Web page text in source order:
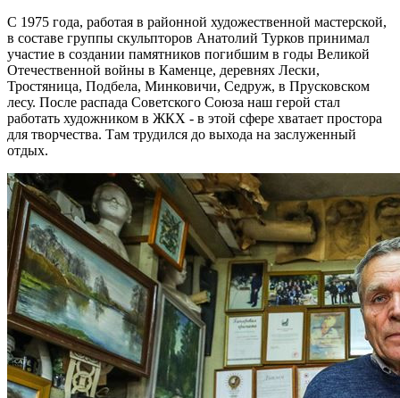
С 1975 года, работая в районной художественной мастерской,
в составе группы скульпторов Анатолий Турков принимал
участие в создании памятников погибшим в годы Великой
Отечественной войны в Каменце, деревнях Лески,
Тростяница, Подбела, Минковичи, Седруж, в Прусковском
лесу. После распада Советского Союза наш герой стал
работать художником в ЖКХ - в этой сфере хватает простора
для творчества. Там трудился до выхода на заслуженный
отдых.